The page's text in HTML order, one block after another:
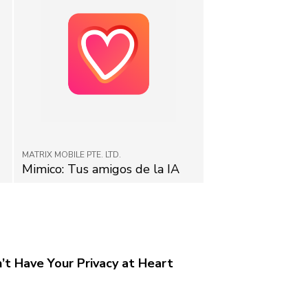
Have Your Privacy at Heart
MATRIX MOBILE PTE. LTD.
Mimico: Tus amigos de la IA